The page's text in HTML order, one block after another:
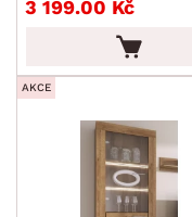
FUNKCE
POVRCHOVÁ ÚPRAVA
3 199.00 Kč
AKCE